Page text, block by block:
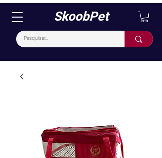
SkoobPet